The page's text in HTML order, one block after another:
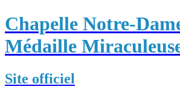
Chapelle Notre-
Médaille
Site officiel